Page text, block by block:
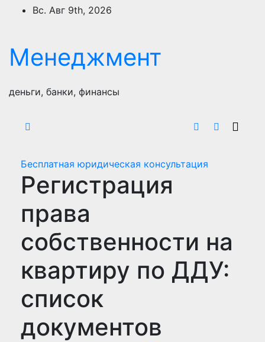
ПерейтиВс. Авг 9th, 2026
Менеджмент
деньги, банки, финансы
Бесплатная юридическая консультация
Регистрация
права
собственности на
квартиру по ДДУ:
список
документов